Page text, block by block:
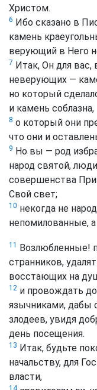
Христом.
6 Ибо сказано в
камень
верующий в Него
7 Итак, Он для вас,
неверующих —
но который
и камень соблазна,
8 о который они
что они и
9 Но вы — род
народ святой,
совершенства
Свой свет;
10 некогда не
непомилованные,
11 Возлюбленные!
странников,
восстающих на
12 и провождать
язычниками, дабы
злодеев, увидя
день посещения.
13 Итак, будьте
начальству, для
власти,
14